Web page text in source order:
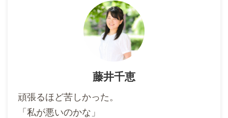
藤井千恵
頑張るほど苦しかった。
「私が悪いのかな」